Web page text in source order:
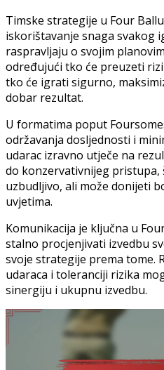
Timske strategije u Four
iskorištavanje snaga svakog
raspravljaju o svojim
određujući tko će preuzeti
tko će igrati sigurno,
dobar rezultat.
U formatima poput
održavanja dosljednosti i
udarac izravno utječe na
do konzervativnijeg pristupa,
uzbudljivo, ali može donijeti
uvjetima.
Komunikacija je ključna u
stalno procjenjivati izvedbu
svoje strategije prema tome.
udaraca i toleranciji rizika
sinergiju i ukupnu izvedbu.